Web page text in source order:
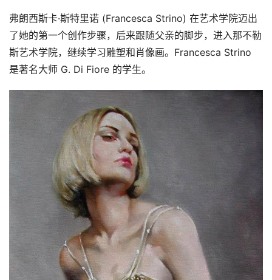
弗朗西斯卡·斯特里诺 (Francesca Strino) 在艺术学院迈出
了她的第一个创作步骤，后来跟随父亲的脚步，进入那不勒
斯艺术学院，继续学习雕塑和肖像画。Francesca Strino
是著名大师 G. Di Fiore 的学生。